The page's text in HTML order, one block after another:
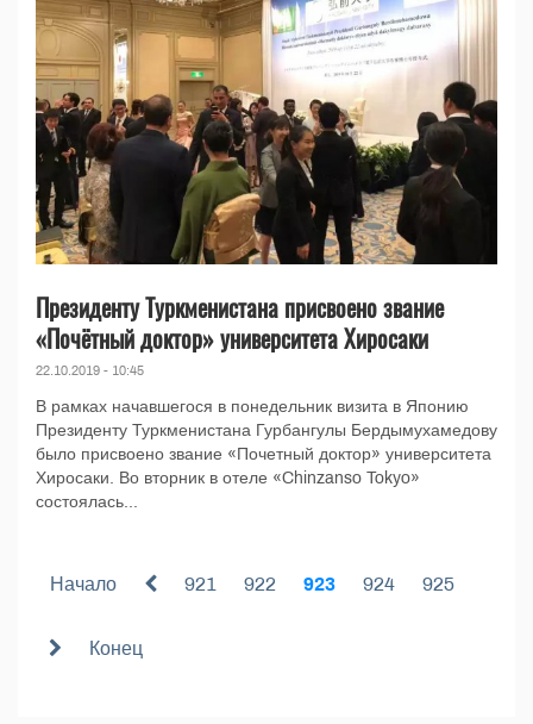
Президенту Туркменистана присвоено звание
«Почётный доктор» университета Хиросаки
22.10.2019 - 10:45
В рамках начавшегося в понедельник визита в Японию
Президенту Туркменистана Гурбангулы Бердымухамедову
было присвоено звание «Почетный доктор» университета
Хиросаки. Во вторник в отеле «Chinzanso Tokyo»
состоялась...
Начало 921 922 923 924 925
Конец